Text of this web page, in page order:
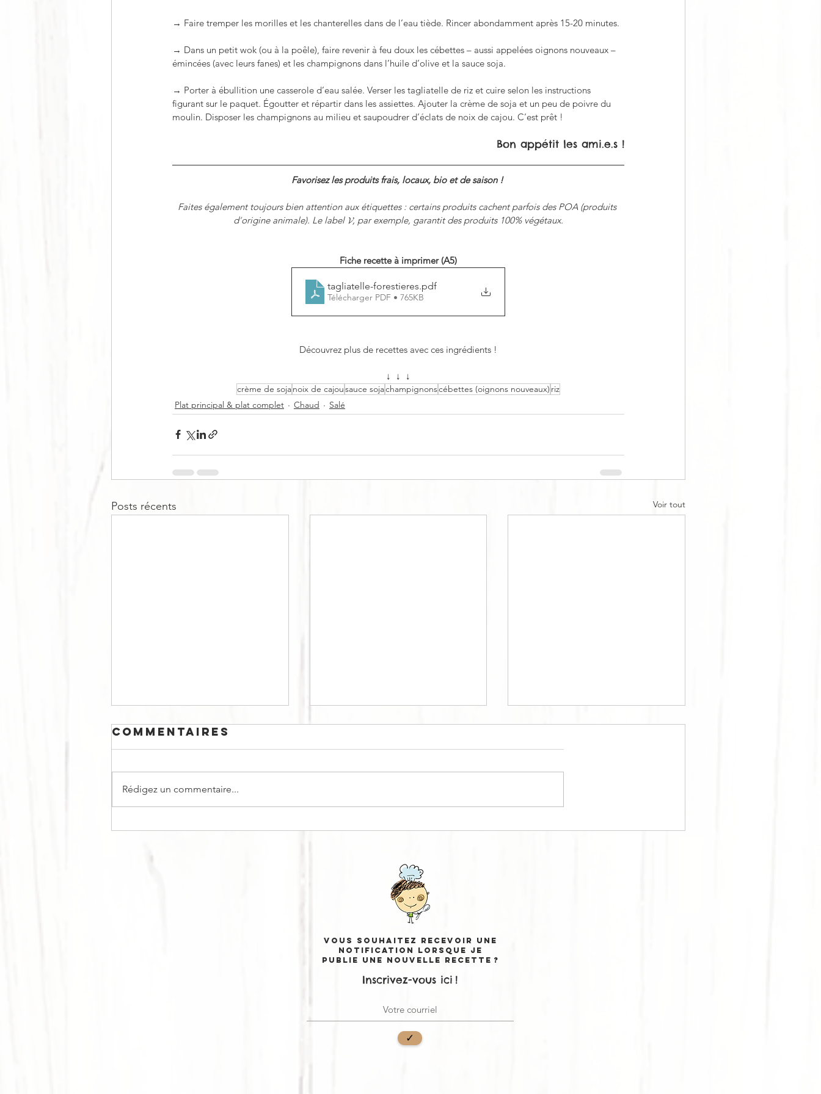
→ Faire tremper les morilles et les chanterelles dans de l’eau tiède. Rincer abondamment après 15-20 minutes.
→ Dans un petit wok (ou à la poêle), faire revenir à feu doux les cébettes – aussi appelées oignons nouveaux –
émincées (avec leurs fanes) et les champignons dans l’huile d’olive et la sauce soja.
→ Porter à ébullition une casserole d’eau salée. Verser les tagliatelle de riz et cuire selon les instructions
figurant sur le paquet. Égoutter et répartir dans les assiettes. Ajouter la crème de soja et un peu de poivre du
moulin. Disposer les champignons au milieu et saupoudrer d’éclats de noix de cajou. C’est prêt !
Bon appétit les ami.e.s !
Favorisez les produits frais, locaux, bio et de saison !
Faites également toujours bien attention aux étiquettes : certains produits cachent parfois des POA (produits
d’origine animale). Le label 𝓥, par exemple, garantit des produits 100% végétaux.
Fiche recette à imprimer (A5)
tagliatelle-forestieres.pdf
Télécharger PDF • 765KB
Découvrez plus de recettes avec ces ingrédients !
↓  ↓  ↓
crème de sojanoix de cajousauce sojachampignonscébettes (oignons nouveaux) riz
Plat principal & plat complet
Chaud Salé
Posts récents Voir tout
PAPPARDELLE AU
Commentaires
Rédigez un commentaire...
Vous souhaitez recevoir une
notification lorsque je
publie une nouvelle recette ?
Inscrivez-vous ici !
✓